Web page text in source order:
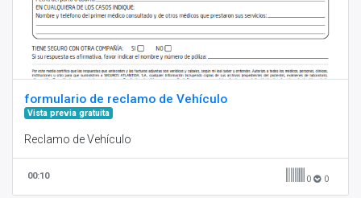
formulario de reclamo de Vehículo
Vista previa gratuita
Reclamo de Vehículo
00:10 0 0